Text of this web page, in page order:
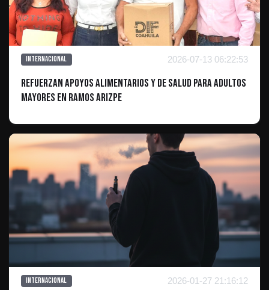
Internacional 2026-07-13 06:22:53
Refuerzan apoyos alimentarios y de salud para adultos
mayores en Ramos Arizpe
Internacional 2026-01-27 21:16:12